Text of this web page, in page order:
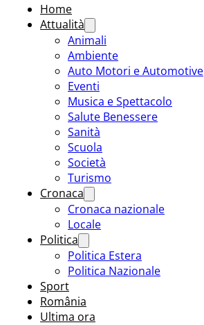
Home
Attualità
Animali
Ambiente
Auto Motori e Automotive
Eventi
Musica e Spettacolo
Salute Benessere
Sanità
Scuola
Società
Turismo
Cronaca
Cronaca nazionale
Locale
Politica
Politica Estera
Politica Nazionale
Sport
România
Ultima ora